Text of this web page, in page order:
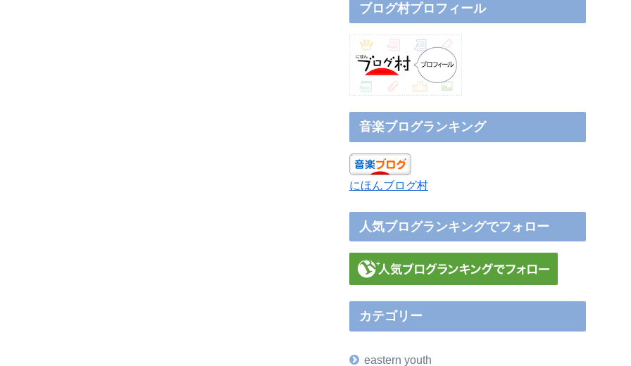
ブログ村プロフィール
音楽ブログランキング
にほんブログ村
人気ブログランキングでフォロー
カテゴリー
eastern youth